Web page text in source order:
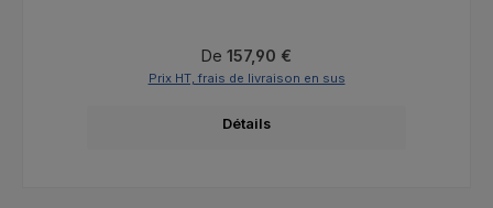
Prix régulier :
De 157,90 €
Prix HT, frais de livraison en sus
Détails